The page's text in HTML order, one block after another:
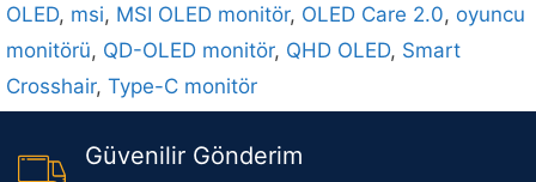
OLED, msi, MSI OLED monitör, OLED Care 2.0, oyuncu
monitörü, QD-OLED monitör, QHD OLED, Smart
Crosshair, Type-C monitör
Güvenilir Gönderim